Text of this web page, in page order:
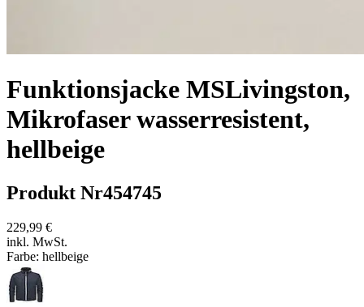
Funktionsjacke MSLivingston,
Mikrofaser wasserresistent,
hellbeige
Produkt Nr454745
229,99 €
inkl. MwSt.
Farbe: hellbeige